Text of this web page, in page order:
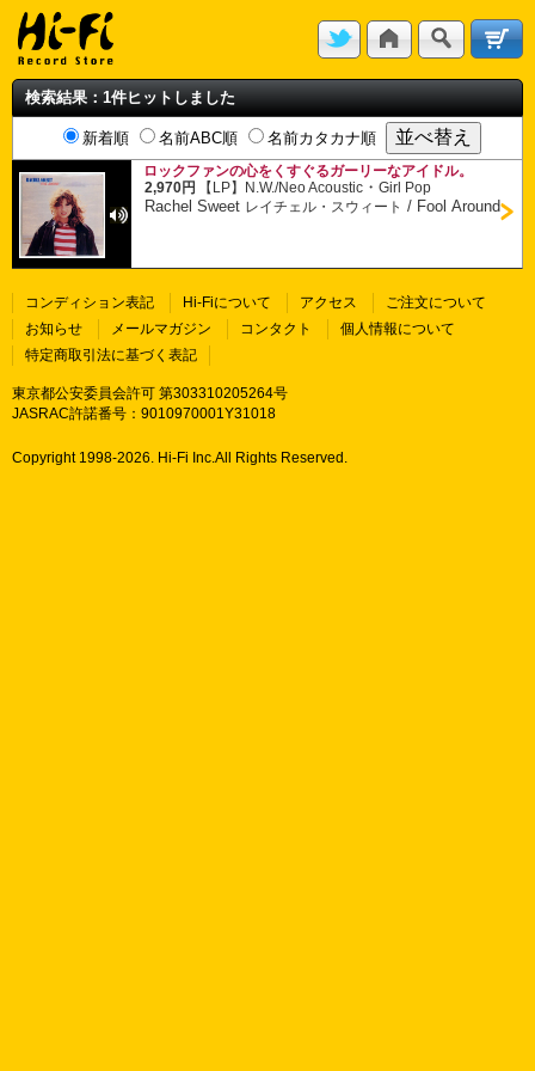
検索結果：1件ヒットしました
新着順 名前ABC順 名前カタカナ順
ロックファンの心をくすぐるガーリーなアイドル。
2,970円
【LP】 N.W./Neo Acoustic ・Girl Pop
Rachel Sweet レイチェル・スウィート / Fool Around
コンディション表記 Hi-Fiについて アクセス
ご注文について
お知らせ
メールマガジン コンタクト
個人情報について
特定商取引法に基づく表記
東京都公安委員会許可 第303310205264号
JASRAC許諾番号：9010970001Y31018
Copyright 1998-2026. Hi-Fi Inc.All Rights Reserved.